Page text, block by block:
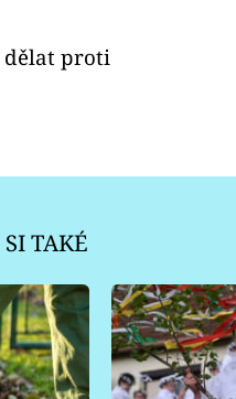
dělat proti
TAKÉ